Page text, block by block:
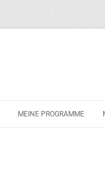
MEINE PROGRAMME